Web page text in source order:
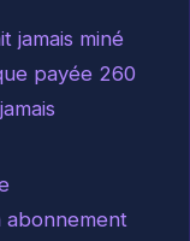
jamais miné
payée 260
abonnement